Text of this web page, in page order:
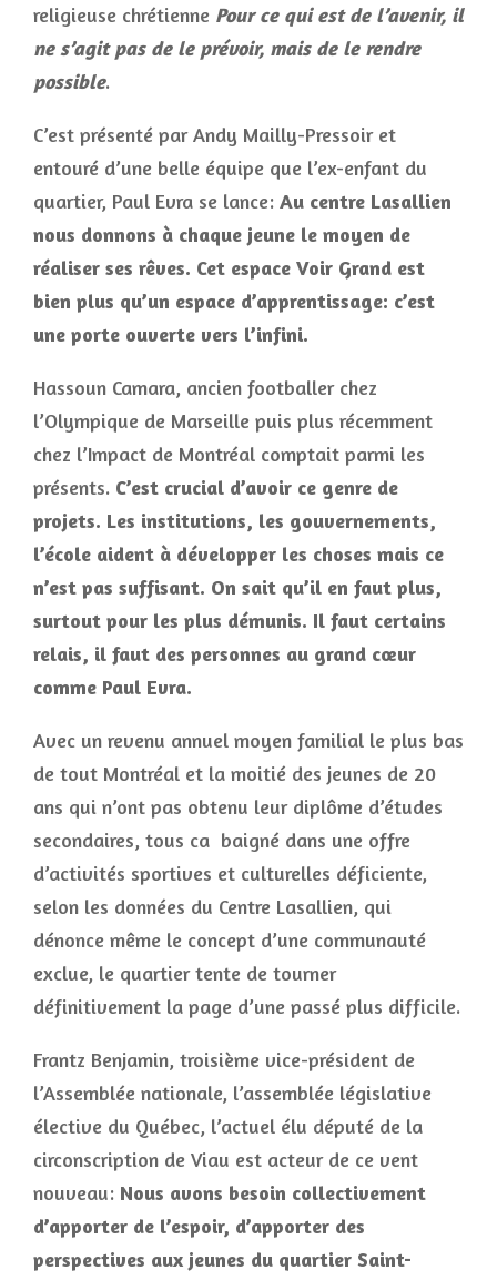
religieuse chrétienne Pour ce qui est de l’avenir, il
ne s’agit pas de le prévoir, mais de le rendre
possible.
C’est présenté par Andy Mailly-Pressoir et
entouré d’une belle équipe que l’ex-enfant du
quartier, Paul Evra se lance: Au centre Lasallien
nous donnons à chaque jeune le moyen de
réaliser ses rêves. Cet espace Voir Grand est
bien plus qu’un espace d’apprentissage: c’est
une porte ouverte vers l’infini.
Hassoun Camara, ancien footballer chez
l’Olympique de Marseille puis plus récemment
chez l’Impact de Montréal comptait parmi les
présents. C’est crucial d’avoir ce genre de
projets. Les institutions, les gouvernements,
l’école aident à développer les choses mais ce
n’est pas suffisant. On sait qu’il en faut plus,
surtout pour les plus démunis. Il faut certains
relais, il faut des personnes au grand cœur
comme Paul Evra.
Avec un revenu annuel moyen familial le plus bas
de tout Montréal et la moitié des jeunes de 20
ans qui n’ont pas obtenu leur diplôme d’études
secondaires, tous ca baigné dans une offre
d’activités sportives et culturelles déficiente,
selon les données du Centre Lasallien, qui
dénonce même le concept d’une communauté
exclue, le quartier tente de tourner
définitivement la page d’une passé plus difficile.
Frantz Benjamin, troisième vice-président de
l’Assemblée nationale, l’assemblée législative
élective du Québec, l’actuel élu député de la
circonscription de Viau est acteur de ce vent
nouveau: Nous avons besoin collectivement
d’apporter de l’espoir, d’apporter des
perspectives aux jeunes du quartier Saint-